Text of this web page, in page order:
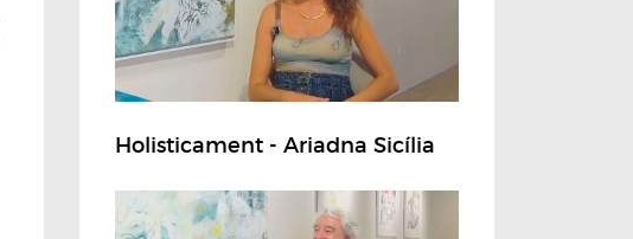
Holisticament - Ariadna Sicília